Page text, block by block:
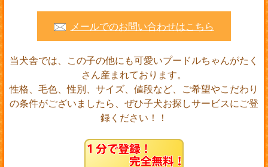
メールでのお問い合わせはこちら
当犬舎では、この子の他にも可愛いプードルちゃんがたく
さん産まれております。
性格、毛色、性別、サイズ、値段など、ご希望やこだわり
の条件がございましたら、ぜひ子犬お探しサービスにご登
録ください！！